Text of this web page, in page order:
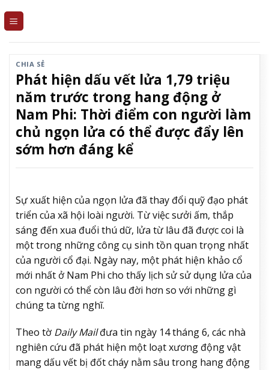
CHIA SẺ
Phát hiện dấu vết lửa 1,79 triệu
năm trước trong hang động ở
Nam Phi: Thời điểm con người làm
chủ ngọn lửa có thể được đẩy lên
sớm hơn đáng kể
Sự xuất hiện của ngọn lửa đã thay đổi quỹ đạo phát
triển của xã hội loài người. Từ việc sưởi ấm, thắp
sáng đến xua đuổi thú dữ, lửa từ lâu đã được coi là
một trong những công cụ sinh tồn quan trọng nhất
của người cổ đại. Ngày nay, một phát hiện khảo cổ
mới nhất ở Nam Phi cho thấy lịch sử sử dụng lửa của
con người có thể còn lâu đời hơn so với những gì
chúng ta từng nghĩ.
Theo tờ Daily Mailđưa tin ngày 14 tháng 6, các nhà
nghiên cứu đã phát hiện một loạt xương động vật
mang dấu vết bị đốt cháy nằm sâu trong hang động